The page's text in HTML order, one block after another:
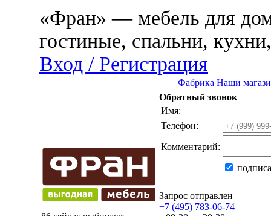
«Фран» — мебель для
гостиные, спальни,
Вход / Регистрация
Фабрика Наши
Обратный звонок
Имя:
Телефон:
Комментарий:
Запрос отправлен
+7 (495) 783-06-74